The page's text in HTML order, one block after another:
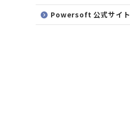
Powersoft 公式サイト